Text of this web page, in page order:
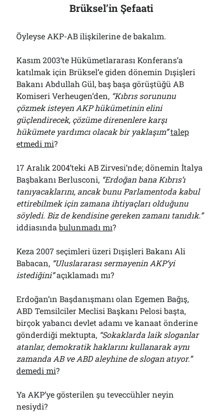
Brüksel’in Şefaati
Öyleyse AKP-AB ilişkilerine de bakalım.
Kasım 2003’te Hükümetlararası Konferans’a
katılmak için Brüksel’e giden dönemin Dışişleri
Bakanı Abdullah Gül, baş başa görüştüğü AB
Komiseri Verheugen’den, “Kıbrıs sorununu
çözmek isteyen AKP hükümetinin elini
güçlendirecek, çözüme direnenlere karşı
hükümete yardımcı olacak bir yaklaşım”talep
etmedi mi?
17 Aralık 2004’teki AB Zirvesi’nde; dönemin İtalya
Başbakanı Berlusconi, “Erdoğan bana Kıbrıs’ı
tanıyacaklarını, ancak bunu Parlamentoda kabul
ettirebilmek için zamana ihtiyaçları olduğunu
söyledi. Biz de kendisine gereken zamanı tanıdık.”
iddiasındabulunmadı mı?
Keza 2007 seçimleri üzeri Dışişleri Bakanı Ali
Babacan, “Uluslararası sermayenin AKP’yi
istediğini”açıklamadı mı?
Erdoğan’ın Başdanışmanı olan Egemen Bağış,
ABD Temsilciler Meclisi Başkanı Pelosi başta,
birçok yabancı devlet adamı ve kanaat önderine
gönderdiği mektupta, “Sokaklarda laik sloganlar
atanlar, demokratik haklarını kullanarak aynı
zamanda AB ve ABD aleyhine de slogan atıyor.”
demedi mi?
Ya AKP’ye gösterilen şu teveccühler neyin
nesiydi?